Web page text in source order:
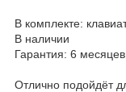
В комплекте:
В наличии
Гарантия: 6 месяцев
Отлично подойдёт